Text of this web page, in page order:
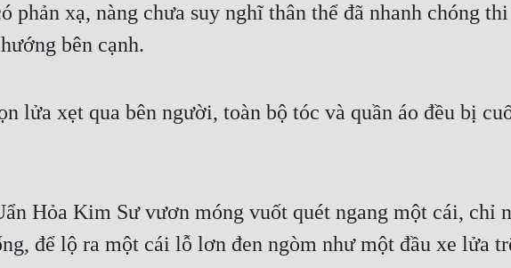
phản xạ, nàng chưa suy nghĩ thân thể đã nhanh chóng
bên cạnh.
lửa xẹt qua bên người, toàn bộ tóc và quần áo đều bị
Hỏa Kim Sư vươn móng vuốt quét ngang một cái, chỉ
để lộ ra một cái lỗ lơn đen ngòm như một đầu xe lửa